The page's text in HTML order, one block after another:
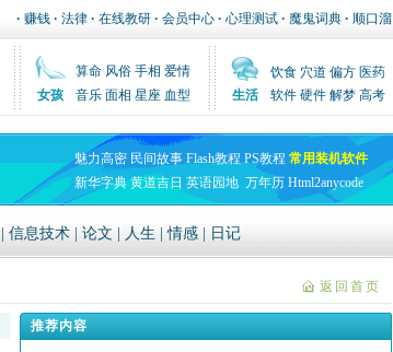
· 赚钱 · 法律 · 在线教研 · 会员中心 · 心理测试 · 魔鬼词典 · 顺口溜
算命 风俗 手相 爱情
女孩
音乐 面相 星座 血型
饮食 穴道 偏方 医药
生活
软件 硬件 解梦 高考
魅力高密 民间故事 Flash教程 PS教程 常用装机软件
新华字典 黄道吉日 英语园地 万年历 Html2anycode
信息技术 论文 人生 |情感 日记
返回首页
推荐内容